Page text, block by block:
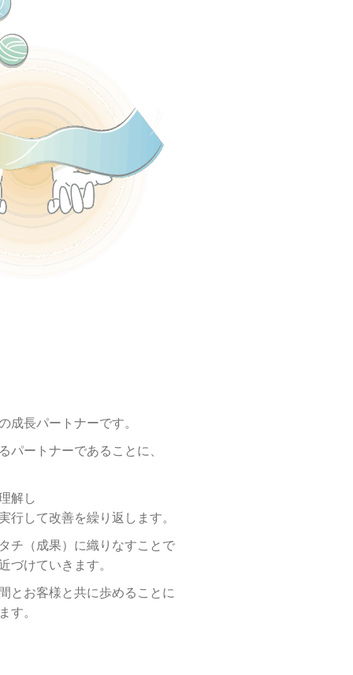
成長パートナーです。
パートナーであることに、
解し
行して改善を繰り返します。
チ（成果） に織りなすことで
づけていきます。
と お客様と共に歩めることに
す。